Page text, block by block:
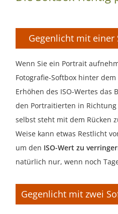
Gegenlicht mit
Wenn Sie ein Portrait
Fotografie-Softbox hinter
Erhöhen des ISO-Wertes das
den Portraitierten in Richtung
selbst steht mit dem Rücken
Weise kann etwas Restlicht
um den ISO-Wert zu
natürlich nur, wenn noch
Gegenlicht mit zwei